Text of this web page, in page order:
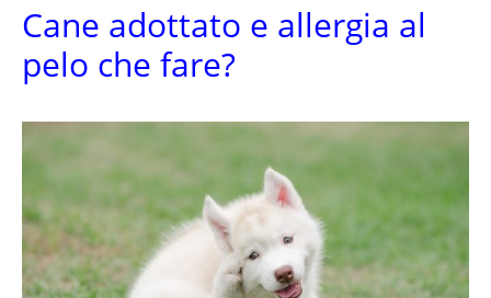
Cane adottato e allergia al
pelo che fare?